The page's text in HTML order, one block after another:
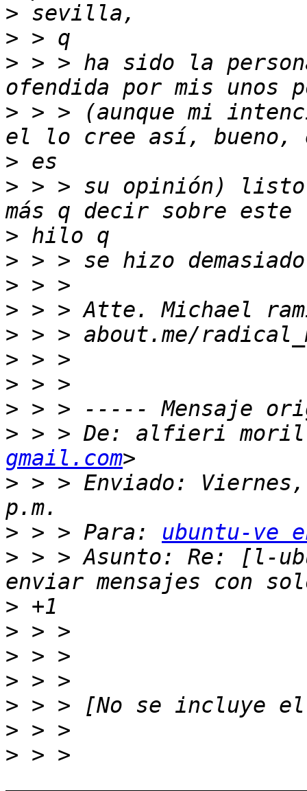
>
>
> > > ha sido la
> > > (aunque mi
>
> > > su opinión)
>
>
>
>
>
>
>
>
> > > De: alfieri
gmail.com
> > > Enviado:
> > > Para: ubuntu-ve
> > > Asunto: Re: [l-
>
>
>
>
>
>
> > >